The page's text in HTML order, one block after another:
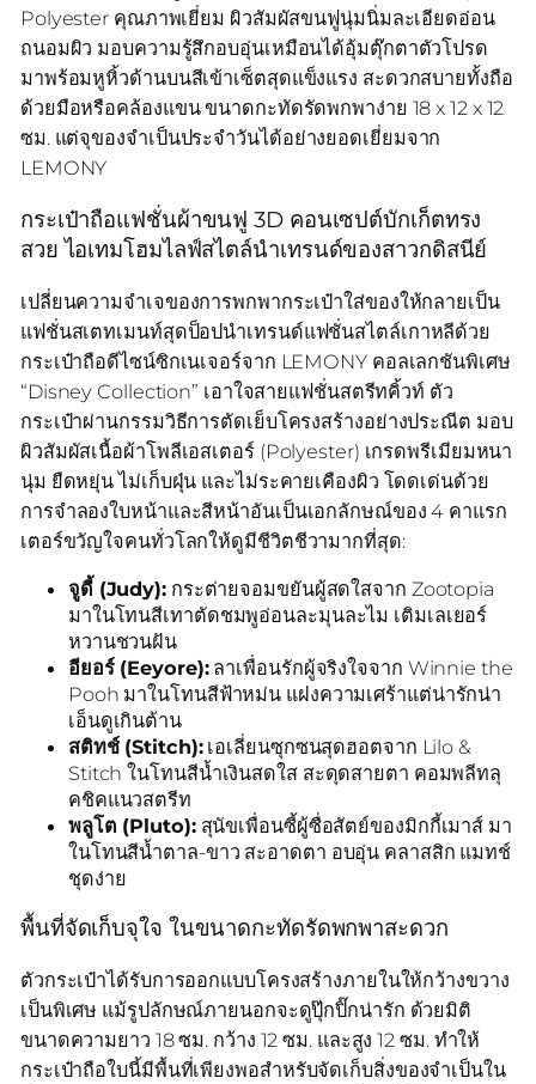
Polyester คุณภาพเยี่ยม ผิวสัมผัสขนฟูนุ่มนิ่มละเอียดอ่อน
ถนอมผิว มอบความรู้สึกอบอุ่นเหมือนได้อุ้มตุ๊กตาตัวโปรด
มาพร้อมหูหิ้วด้านบนสีเข้าเซ็ตสุดแข็งแรง สะดวกสบายทั้งถือ
ด้วยมือหรือคล้องแขน ขนาดกะทัดรัดพกพาง่าย 18 x 12 x 12
ซม. แต่จุของจำเป็นประจำวันได้อย่างยอดเยี่ยมจาก
LEMONY
กระเป๋าถือแฟชั่นผ้าขนฟู 3D คอนเซปต์บักเก็ตทรง
สวย ไอเทมโฮมไลฟ์สไตล์นำเทรนด์ของสาวกดิสนีย์
เปลี่ยนความจำเจของการพกพากระเป๋าใส่ของให้กลายเป็น
แฟชั่นสเตทเมนท์สุดป็อปนำเทรนด์แฟชั่นสไตล์เกาหลีด้วย
กระเป๋าถือดีไซน์ซิกเนเจอร์จาก LEMONY คอลเลกชันพิเศษ
“Disney Collection” เอาใจสายแฟชั่นสตรีทคิ้วท์ ตัว
กระเป๋าผ่านกรรมวิธีการตัดเย็บโครงสร้างอย่างประณีต มอบ
ผิวสัมผัสเนื้อผ้าโพลีเอสเตอร์ (Polyester) เกรดพรีเมียมหนา
นุ่ม ยืดหยุ่น ไม่เก็บฝุ่น และไม่ระคายเคืองผิว โดดเด่นด้วย
การจำลองใบหน้าและสีหน้าอันเป็นเอกลักษณ์ของ 4 คาแรก
เตอร์ขวัญใจคนทั่วโลกให้ดูมีชีวิตชีวามากที่สุด:
จูดี้ (Judy):กระต่ายจอมขยันผู้สดใสจาก Zootopia
มาในโทนสีเทาตัดชมพูอ่อนละมุนละไม เติมเลเยอร์
หวานชวนฝัน
อียอร์ (Eeyore):ลาเพื่อนรักผู้จริงใจจาก Winnie the
Pooh มาในโทนสีฟ้าหม่น แฝงความเศร้าแต่น่ารักน่า
เอ็นดูเกินต้าน
สติทช์ (Stitch):เอเลี่ยนซุกซนสุดฮอตจาก Lilo &
Stitch ในโทนสีน้ำเงินสดใส สะดุดสายตา คอมพลีทลุ
คชิคแนวสตรีท
พลูโต (Pluto):สุนัขเพื่อนซี้ผู้ซื่อสัตย์ของมิกกี้เมาส์ มา
ในโทนสีน้ำตาล-ขาว สะอาดตา อบอุ่น คลาสสิก แมทช์
ชุดง่าย
พื้นที่จัดเก็บจุใจ ในขนาดกะทัดรัดพกพาสะดวก
ตัวกระเป๋าได้รับการออกแบบโครงสร้างภายในให้กว้างขวาง
เป็นพิเศษ แม้รูปลักษณ์ภายนอกจะดูปุ๊กปิ๊กน่ารัก ด้วยมิติ
ขนาดความยาว 18 ซม. กว้าง 12 ซม. และสูง 12 ซม. ทำให้
กระเป๋าถือใบนี้มีพื้นที่เพียงพอสำหรับจัดเก็บสิ่งของจำเป็นใน